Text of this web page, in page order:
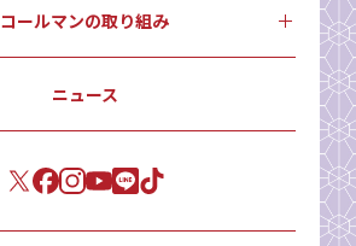
コールマンの取り組み
ニュース